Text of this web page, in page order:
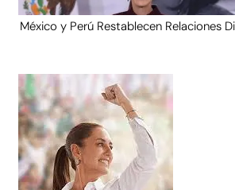
México y Perú Restablecen Relaciones